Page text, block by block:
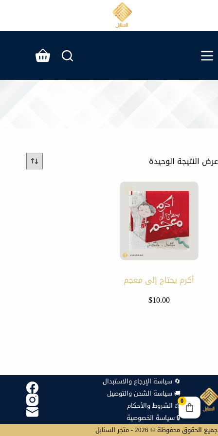
عربة
التسوق
عرض النتيجة الوحيدة
أكرم يحتاج إلى معجم
$10.00
🔄 سياسة الإرجاع والاستبدال
🚚 سياسة الشحن والتوصيل
⚖️ الشروط والأحكام
🔒 سياسة الخصوصية
جميع الحقوق محفوظة © 2026 - متجر السنابل
0